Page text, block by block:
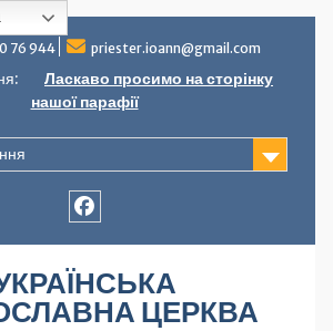
76 944 priester.ioann@gmail.com
Ласкаво просимо на сторінку
нашої парафії
ЦЕРКВА